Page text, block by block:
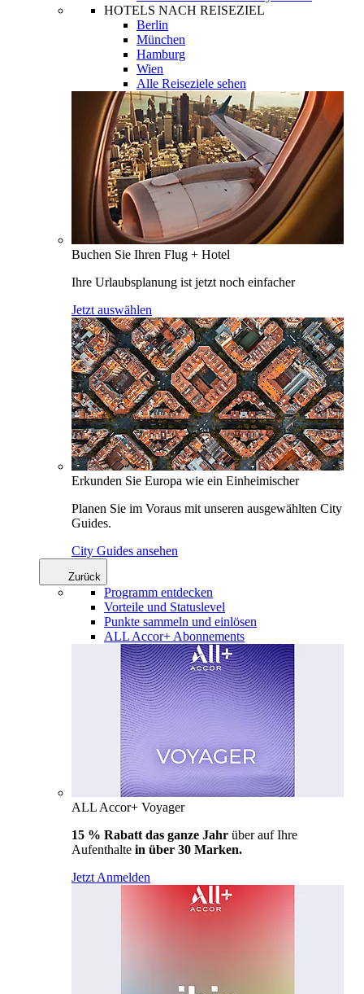
HOTELS NACH REISEZIEL
Berlin
München
Hamburg
Wien
Alle Reiseziele sehen
Buchen Sie Ihren Flug + Hotel
Ihre Urlaubsplanung ist jetzt noch einfacher
Jetzt auswählen
Erkunden Sie Europa wie ein Einheimischer
Planen Sie im Voraus mit unseren ausgewählten City
Guides.
City Guides ansehen
Zurück
Programm entdecken
Vorteile und Statuslevel
Punkte sammeln und einlösen
ALL Accor+ Abonnements
ALL Accor+ Voyager
15 % Rabatt das ganze Jahr über auf Ihre
Aufenthalte in über 30 Marken.
Jetzt Anmelden